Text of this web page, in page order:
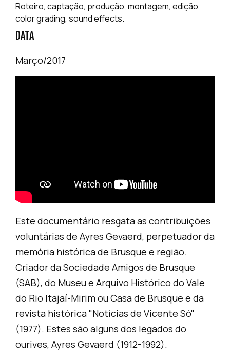
Roteiro, captação, produção, montagem, edição,
color grading, sound effects.
DATA
Março/2017
Este documentário resgata as contribuições
voluntárias de Ayres Gevaerd, perpetuador da
memória histórica de Brusque e região.
Criador da Sociedade Amigos de Brusque
(SAB), do Museu e Arquivo Histórico do Vale
do Rio Itajaí-Mirim ou Casa de Brusque e da
revista histórica "Notícias de Vicente Só"
(1977). Estes são alguns dos legados do
ourives, Ayres Gevaerd (1912-1992).